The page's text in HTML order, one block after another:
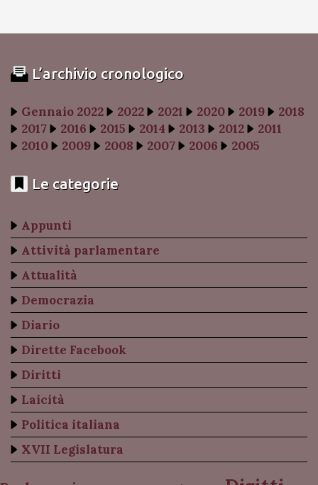
L’archivio cronologico
Gennaio 2022 2022 2021 2020 2019
2018
2017
2016 2015 2014 2013 2012
2011
2010
2009 2008 2007 2006 2005
Le categorie
Appunti
Attività parlamentare
Attualità
Democrazia
Diario
Dirette Facebook
Diritti
Laicità
Politica italiana
XVII Legislatura